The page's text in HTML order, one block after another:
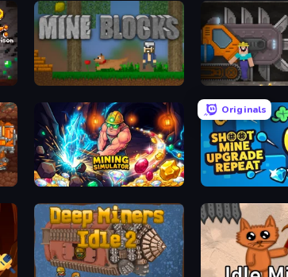
Noob Miner 2: Escape From Prison Mine Blocks Noob Digger: Pro
Mining Simulator
Originals
Shoot Mine